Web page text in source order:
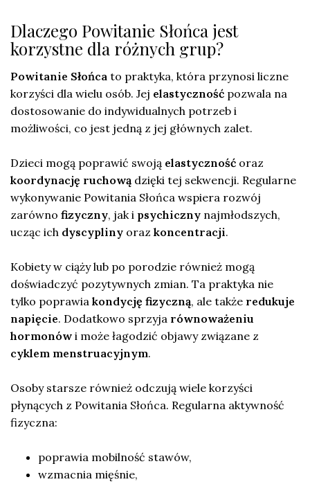
Dlaczego Powitanie Słońca jest
korzystne dla różnych grup?
Powitanie Słońca to praktyka, która przynosi liczne
korzyści dla wielu osób. Jej elastyczność pozwala na
dostosowanie do indywidualnych potrzeb i
możliwości, co jest jedną z jej głównych zalet.
Dzieci mogą poprawić swoją elastyczność oraz
koordynację ruchową dzięki tej sekwencji. Regularne
wykonywanie Powitania Słońca wspiera rozwój
zarówno fizyczny, jak i psychiczny najmłodszych,
ucząc ich dyscypliny oraz koncentracji.
Kobiety w ciąży lub po porodzie również mogą
doświadczyć pozytywnych zmian. Ta praktyka nie
tylko poprawia kondycję fizyczną, ale także redukuje
napięcie. Dodatkowo sprzyja równoważeniu
hormonów i może łagodzić objawy związane z
cyklem menstruacyjnym.
Osoby starsze również odczują wiele korzyści
płynących z Powitania Słońca. Regularna aktywność
fizyczna:
poprawia mobilność stawów,
wzmacnia mięśnie,